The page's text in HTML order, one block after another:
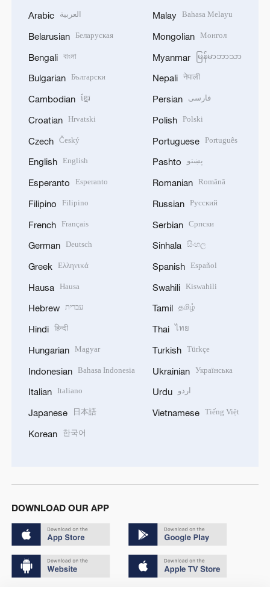
Arabic العربية
Belarusian Беларуская
Bengali বাংলা
Bulgarian Български
Cambodian ខ្មែរ
Croatian Hrvatski
Czech Český
English English
Esperanto Esperanto
Filipino Filipino
French Français
German Deutsch
Greek Ελληνικά
Hausa Hausa
Hebrew עברית
Hindi हिन्दी
Hungarian Magyar
Indonesian Bahasa Indonesia
Italian Italiano
Japanese 日本語
Korean 한국어
Malay Bahasa Melayu
Mongolian Монгол
Myanmar မြန်မာဘာသာ
Nepali नेपाली
Persian فارسی
Polish Polski
Portuguese Português
Pashto پښتو
Romanian Română
Russian Русский
Serbian Српски
Sinhala සිංහල
Spanish Español
Swahili Kiswahili
Tamil தமிழ்
Thai ไทย
Turkish Türkçe
Ukrainian Українська
Urdu اردو
Vietnamese Tiếng Việt
DOWNLOAD OUR APP